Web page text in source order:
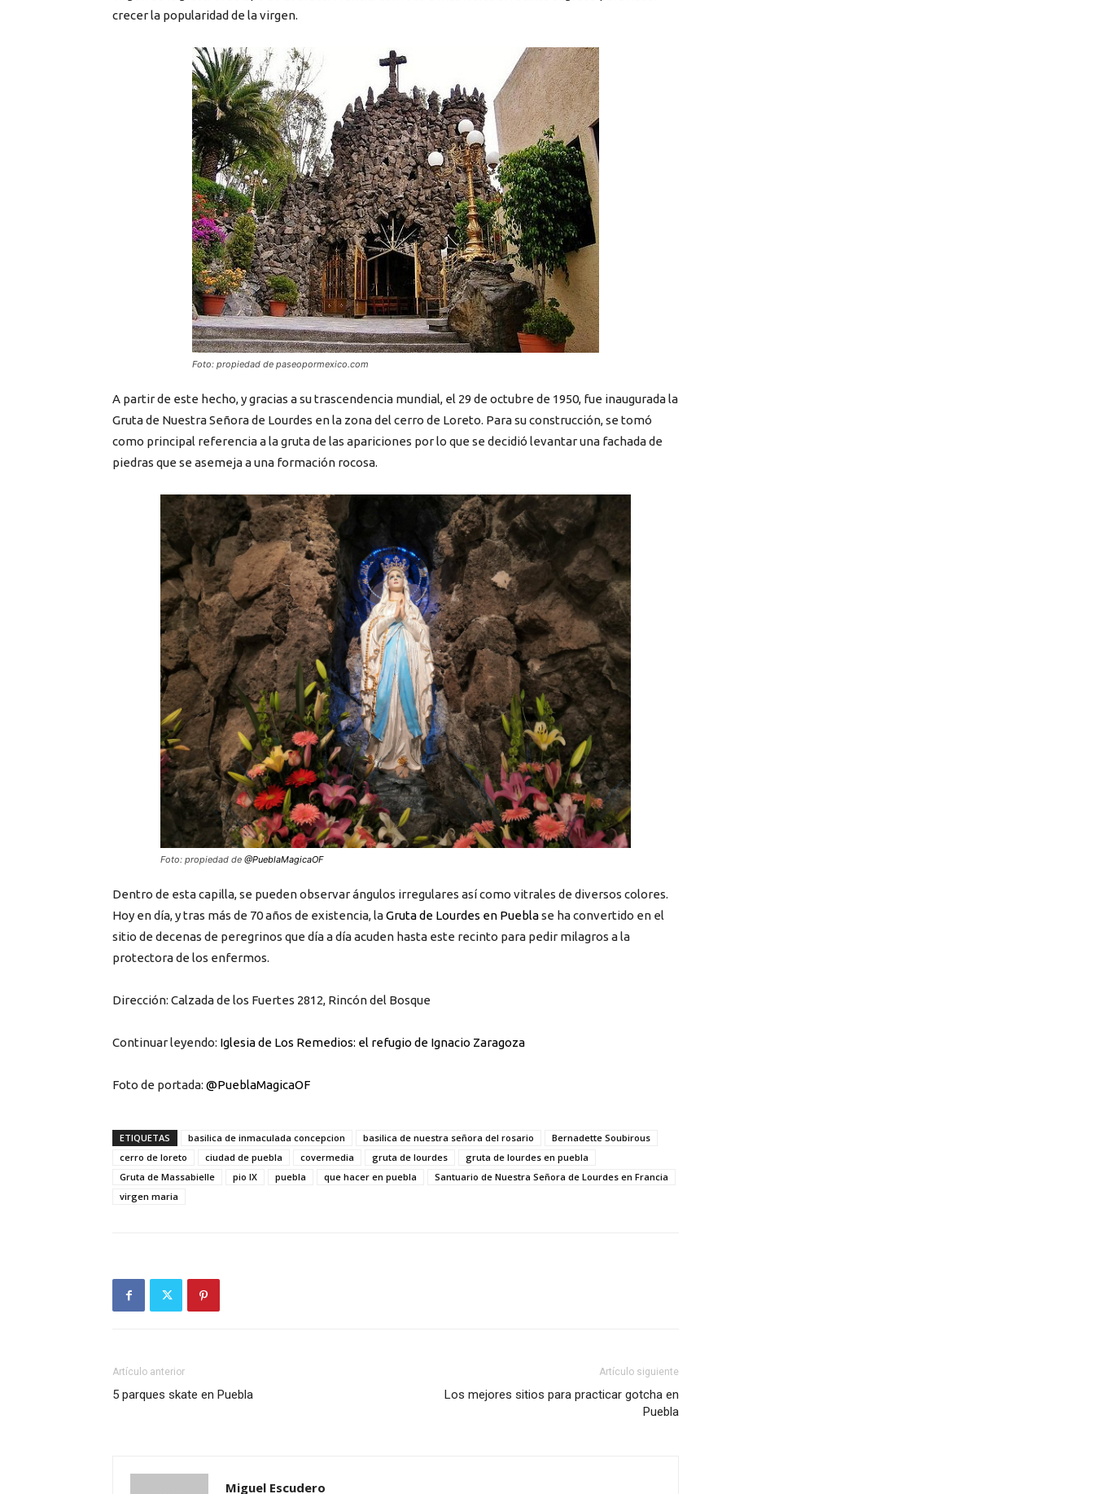
crecer la popularidad de la virgen.
Foto: propiedad de paseopormexico.com
A partir de este hecho, y gracias a su trascendencia mundial, el 29 de octubre de 1950, fue inaugurada la
Gruta de Nuestra Señora de Lourdes en la zona del cerro de Loreto. Para su construcción, se tomó
como principal referencia a la gruta de las apariciones por lo que se decidió levantar una fachada de
piedras que se asemeja a una formación rocosa.
Foto: propiedad de @PueblaMagicaOF
Dentro de esta capilla, se pueden observar ángulos irregulares así como vitrales de diversos colores.
Hoy en día, y tras más de 70 años de existencia, laGruta de Lourdes en Pueblase ha convertido en el
sitio de decenas de peregrinos que día a día acuden hasta este recinto para pedir milagros a la
protectora de los enfermos.
Dirección: Calzada de los Fuertes 2812, Rincón del Bosque
Continuar leyendo: Iglesia de Los Remedios: el refugio de Ignacio Zaragoza
Foto de portada: @PueblaMagicaOF
ETIQUETAS basilica de inmaculada concepcion basilica de nuestra señora del rosario
Bernadette Soubirous
cerro de loreto
ciudad de puebla covermedia gruta de lourdes
gruta de lourdes en puebla
Gruta de Massabielle
pio IX puebla que hacer en puebla
Santuario de Nuestra Señora de Lourdes en Francia
virgen maria
Artículo anterior
5 parques skate en Puebla
Artículo siguiente
Los mejores sitios para practicar gotcha en
Puebla
Miguel Escudero